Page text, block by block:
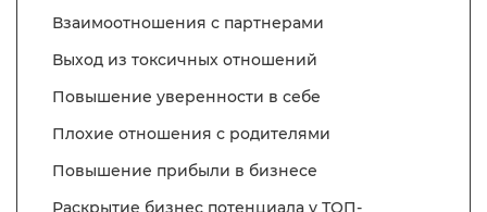
Взаимоотношения с партнерами
Выход из токсичных отношений
Повышение уверенности в себе
Плохие отношения с родителями
Повышение прибыли в бизнесе
Раскрытие бизнес потенциала у ТОП-